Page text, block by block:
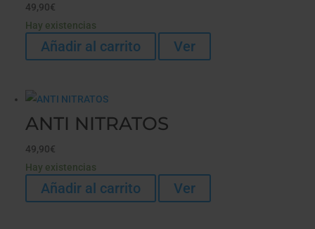
49,90€
Hay existencias
Añadir al carrito Ver
ANTI NITRATOS
49,90€
Hay existencias
Añadir al carrito Ver